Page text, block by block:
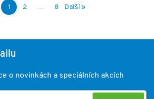
1 2 … 8 Další »
o novinkách a speciálních akcích